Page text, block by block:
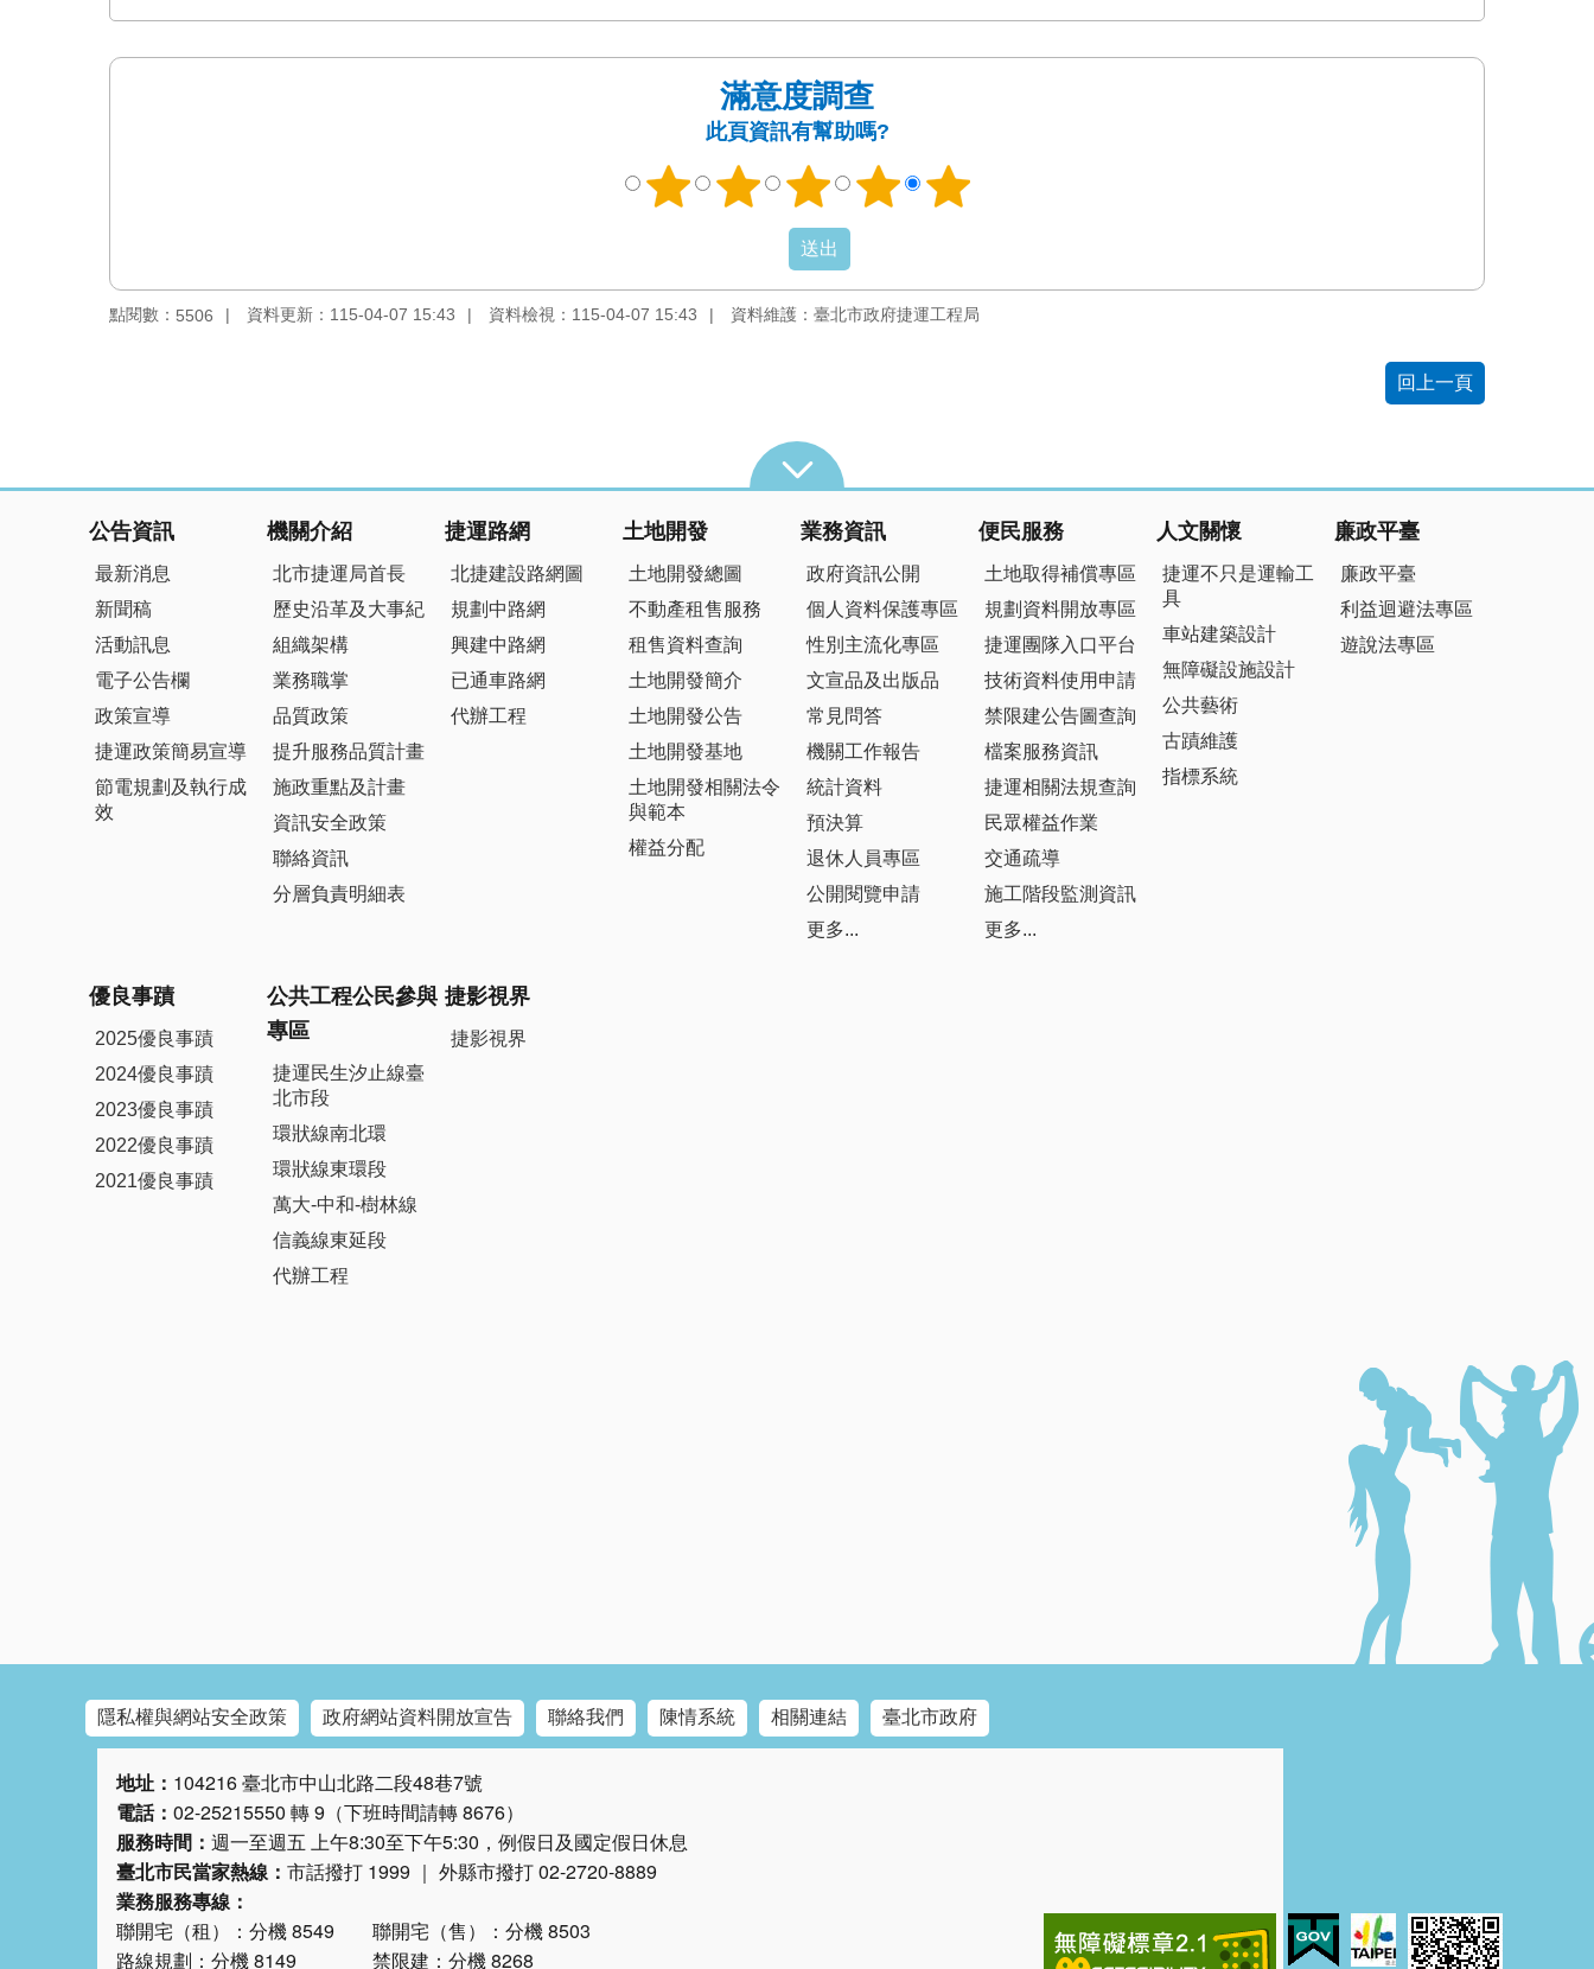
滿意度調查
此頁資訊有幫助嗎?
點閱數： 5506 資料更新：115-04-07 15:43 資料檢視：115-04-07 15:43 資料維護：臺北市政府捷運工程局
回上一頁
公告資訊
最新消息
新聞稿
活動訊息
電子公告欄
政策宣導
捷運政策簡易宣導
節電規劃及執行成
效
機關介紹
北市捷運局首長
歷史沿革及大事紀
組織架構
業務職掌
品質政策
提升服務品質計畫
施政重點及計畫
資訊安全政策
聯絡資訊
分層負責明細表
捷運路網
北捷建設路網圖
規劃中路網
興建中路網
已通車路網
代辦工程
土地開發
土地開發總圖
不動產租售服務
租售資料查詢
土地開發簡介
土地開發公告
土地開發基地
土地開發相關法令
與範本
權益分配
業務資訊
政府資訊公開
個人資料保護專區
性別主流化專區
文宣品及出版品
常見問答
機關工作報告
統計資料
預決算
退休人員專區
公開閱覽申請
更多...
便民服務
土地取得補償專區
規劃資料開放專區
捷運團隊入口平台
技術資料使用申請
禁限建公告圖查詢
檔案服務資訊
捷運相關法規查詢
民眾權益作業
交通疏導
施工階段監測資訊
更多...
人文關懷
捷運不只是運輸工
具
車站建築設計
無障礙設施設計
公共藝術
古蹟維護
指標系統
廉政平臺
廉政平臺
利益迴避法專區
遊說法專區
優良事蹟
2025優良事蹟
2024優良事蹟
2023優良事蹟
2022優良事蹟
2021優良事蹟
公共工程公民參與
專區
捷運民生汐止線臺
北市段
環狀線南北環
環狀線東環段
萬大-中和-樹林線
信義線東延段
代辦工程
捷影視界
捷影視界
隱私權與網站安全政策 政府網站資料開放宣告 聯絡我們 陳情系統 相關連結 臺北市政府
地址： 104216 臺北市中山北路二段48巷7號
電話： 02-25215550 轉 9（下班時間請轉 8676）
服務時間： 週一至週五 上午8:30至下午5:30，例假日及國定假日休息
臺北市民當家熱線： 市話撥打 1999 ｜ 外縣市撥打 02-2720-8889
業務服務專線：
聯開宅（租）：分機 8549 聯開宅（售）：分機 8503
路線規劃：分機 8149 禁限建：分機 8268